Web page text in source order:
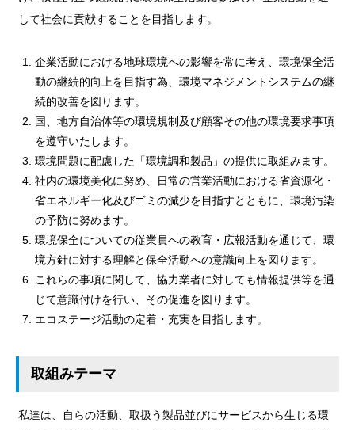
して社会に貢献することを目指します。
企業活動における地球環境への影響を常に考え、環境保全活
動の継続的向上を目指す為、環境マネジメントシステムの継
続的改善を図ります。
国、地方自治体等の環境規制及び顧客その他の環境要求事項
を遵守いたします。
環境問題に配慮した「環境調和製品」の提供に取組みます。
社内の環境美化に努め、日常の営業活動における省資源化・
省エネルギー化及びゴミの減少を目指すとともに、環境汚染
の予防に努めます。
環境保全についての従業員への教育・広報活動を通じて、環
境方針に対する理解と保全活動への意識向上を図ります。
これらの事項に関して、協力業者に対しても情報提供等を通
じて意識付けを行い、その促進を図ります。
エコステージ活動の定着・充実を目指します。
取組みテーマ
私達は、自らの活動、取扱う製品並びにサービスから生じる環